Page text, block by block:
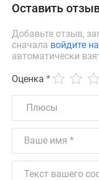
Оставить
Добавьте отзыв,
сначала войдите
автоматически
Оценка *